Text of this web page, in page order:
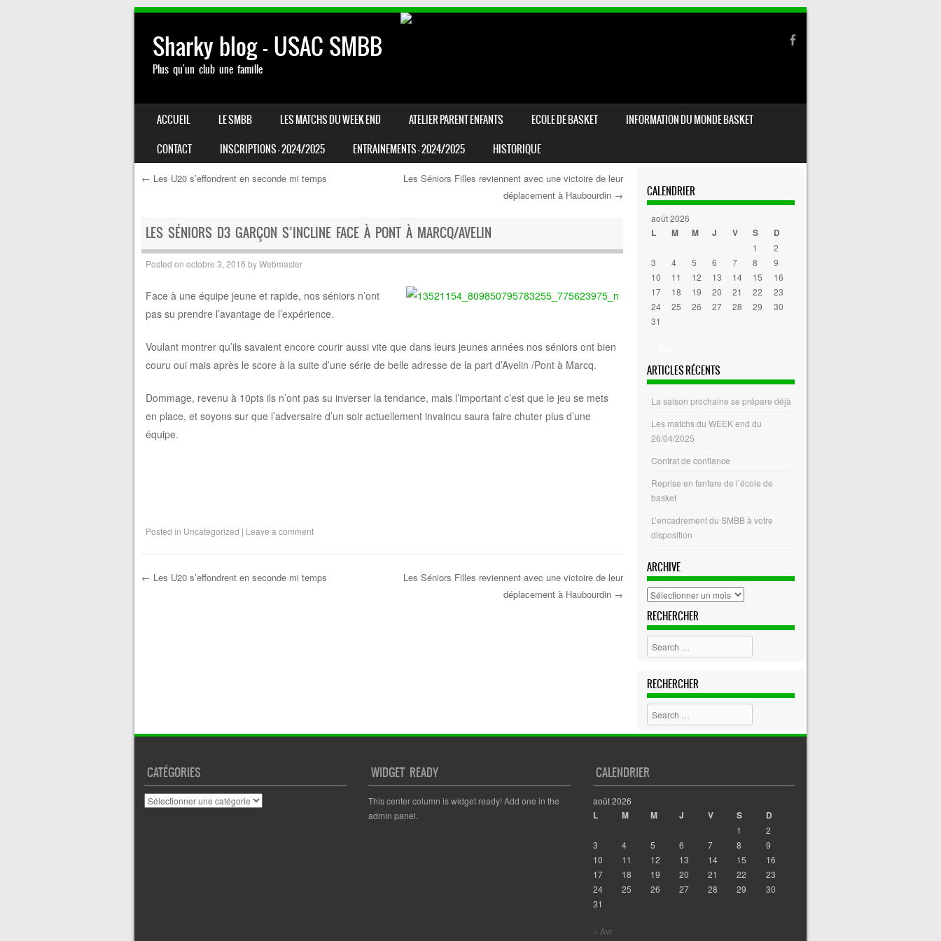
Sharky blog – USAC SMBB
Plus qu'un club une famille
MENU
SKIP TO CONTENT
ACCUEIL LE SMBB LES MATCHS DU WEEK END ATELIER PARENT ENFANTS ECOLE DE BASKET
INFORMATION DU MONDE BASKET
CONTACT
INSCRIPTIONS – 2024/2025 ENTRAINEMENTS – 2024/2025 HISTORIQUE
← Les U20 s’effondrent en seconde mi temps
Les Séniors Filles reviennent avec une victoire de leur
déplacement à Haubourdin →
LES SÉNIORS D3 GARÇON S’INCLINE FACE À PONT À MARCQ/AVELIN
Posted on octobre 3, 2016 byWebmaster
Face à une équipe jeune et rapide, nos séniors n’ont
pas su prendre l’avantage de l’expérience.
Voulant montrer qu’ils savaient encore courir aussi vite que dans leurs jeunes années nos séniors ont bien
couru oui mais après le score à la suite d’une série de belle adresse de la part d’Avelin /Pont à Marcq.
Dommage, revenu à 10pts ils n’ont pas su inverser la tendance, mais l’important c’est que le jeu se mets
en place, et soyons sur que l’adversaire d’un soir actuellement invaincu saura faire chuter plus d’une
équipe.
Posted in Uncategorized | Leave a comment
← Les U20 s’effondrent en seconde mi temps
Les Séniors Filles reviennent avec une victoire de leur
déplacement à Haubourdin →
CALENDRIER
août 2026
L M M J V S D
1
2
3
4 5 6 7 8
9
10
11 12 13 14 15
16
17
18 19 20 21 22
23
24
25 26 27 28 29
30
31
ARTICLES RÉCENTS
La saison prochaine se prépare déjà
Les matchs du WEEK end du
26/04/2025
Contrat de confiance
Reprise en fanfare de l’école de
basket
L’encadrement du SMBB à votre
disposition
ARCHIVE
archive
RECHERCHER
Search
RECHERCHER
Search
CATÉGORIES
Catégories
WIDGET READY
This center column is widget ready! Add one in the
admin panel.
CALENDRIER
août 2026
L M M J V S D
1
2
3
4 5 6 7 8
9
10
11 12 13 14 15
16
17
18 19 20 21 22
23
24
25 26 27 28 29
30
31
« Avr